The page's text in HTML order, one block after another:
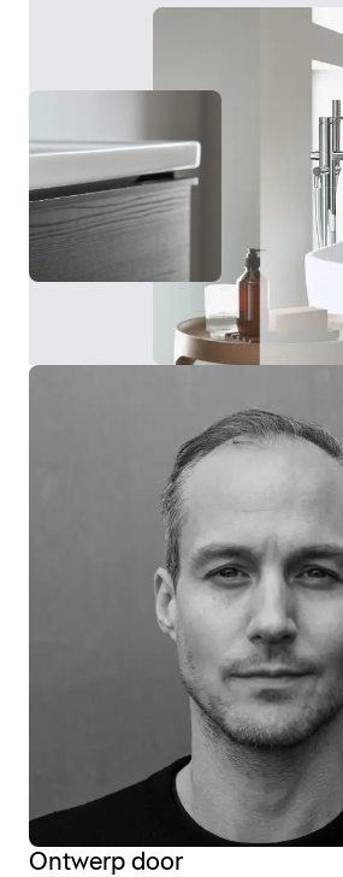
Ontwerp door